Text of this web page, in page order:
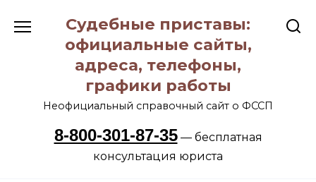
содержанию
Судебные приставы:
официальные сайты,
адреса, телефоны,
графики работы
Неофициальный справочный сайт о ФССП
8-800-301-87-35— бесплатная
консультация юриста